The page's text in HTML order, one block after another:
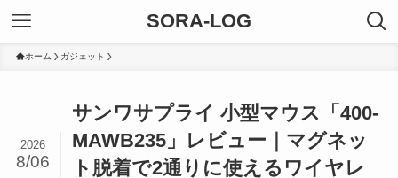
SORA-LOG
ホーム ガジェット
サンワサプライ 小型マウス「400-
MAWB235」レビュー｜マグネッ
ト脱着で2通りに使えるワイヤレ
2026
8/06